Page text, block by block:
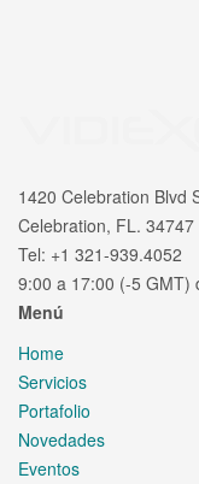
1420 Celebration Blvd
Celebration, FL. 34747
Tel: +1 321-939.4052
9:00 a 17:00 (-5 GMT)
Menú
Home
Servicios
Portafolio
Novedades
Eventos